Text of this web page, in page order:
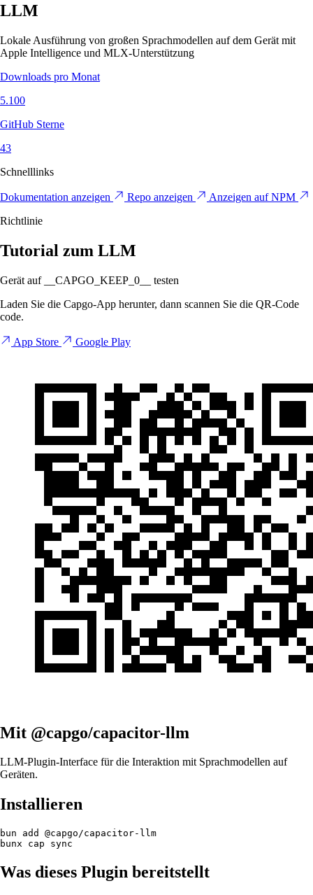
LLM
Lokale Ausführung von großen Sprachmodellen auf dem Gerät mit
Apple Intelligence und MLX-Unterstützung
Downloads pro Monat
5.100
GitHub Sterne
43
Schnelllinks
Dokumentation anzeigen Repo anzeigen
Anzeigen auf NPM
Richtlinie
Tutorial zum LLM
Gerät auf __CAPGO_KEEP_0__ testen
Laden Sie die Capgo-App herunter, dann scannen Sie die QR-Code
code.
App Store Google Play
Mit @capgo/capacitor-llm
LLM-Plugin-Interface für die Interaktion mit Sprachmodellen auf
Geräten.
Installieren
bun add @capgo/capacitor-llm
Was dieses Plugin bereitstellt